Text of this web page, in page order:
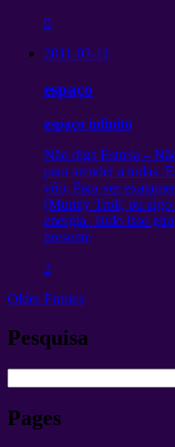
0
2011-03-11
espaço
espaço infinito
Não diga Estrela –
para atender a todas.
vôo, Para ver
(Mumiy Troll, ou algo
energia. Tudo isso
presente
2
Older Entries
Pesquisa
Pages